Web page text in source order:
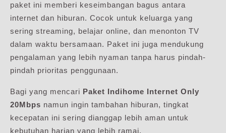
paket ini memberi keseimbangan bagus antara
internet dan hiburan. Cocok untuk keluarga yang
sering streaming, belajar online, dan menonton TV
dalam waktu bersamaan. Paket ini juga mendukung
pengalaman yang lebih nyaman tanpa harus pindah-
pindah prioritas penggunaan.
Bagi yang mencari Paket Indihome Internet Only
20Mbps namun ingin tambahan hiburan, tingkat
kecepatan ini sering dianggap lebih aman untuk
kebutuhan harian yang lebih ramai.